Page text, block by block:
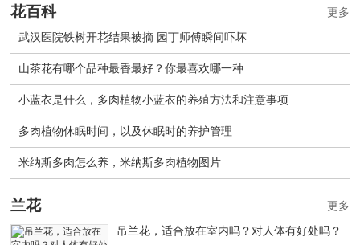
花百科
武汉医院铁树开花结果被摘 园丁师傅瞬间吓坏
山茶花有哪个品种最香最好？你最喜欢哪一种
小蓝衣是什么，多肉植物小蓝衣的养殖方法和注意事项
多肉植物休眠时间，以及休眠时的养护管理
米纳斯多肉怎么养，米纳斯多肉植物图片
更多
兰花
吊兰花，适合放在室内吗？对人体有好处吗？
更多